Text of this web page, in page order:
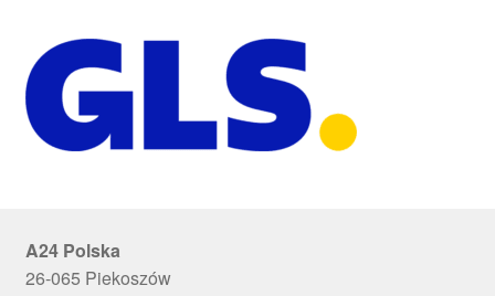
A24 Polska
26-065 Piekoszów